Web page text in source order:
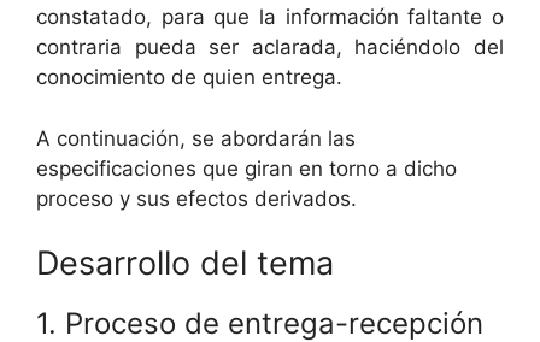
constatado, para que la información faltante o
contraria pueda ser aclarada, haciéndolo del
conocimiento de quien entrega.
A continuación, se abordarán las
especificaciones que giran en torno a dicho
proceso y sus efectos derivados.
Desarrollo del tema
1. Proceso de entrega-recepción